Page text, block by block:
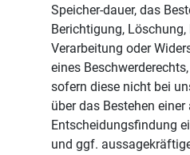
Speicher-dauer, das
Berichtigung,
Verarbeitung oder
eines
sofern diese nicht bei
über das Bestehen
Entscheidungsfindung
und ggf.